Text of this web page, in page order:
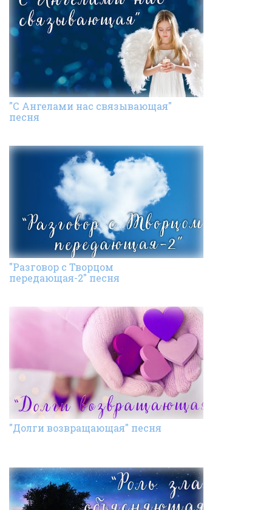
"С Ангелами нас связывающая"
песня
"Разговор с Творцом
передающая-2" песня
"Долги возвращающая" песня